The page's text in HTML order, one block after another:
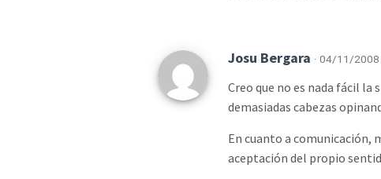
Josu Bergara · 04/11/2008
Creo que no es nada fácil
demasiadas cabezas
En cuanto a comunicación,
aceptación del propio